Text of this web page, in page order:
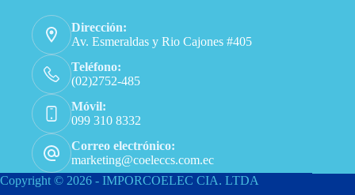
Dirección:
Av. Esmeraldas y Rio Cajones #405
Teléfono:
(02)2752-485
Móvil:
099 310 8332
Correo electrónico:
marketing@coeleccs.com.ec
Copyright © 2026 - IMPORCOELEC CIA. LTDA